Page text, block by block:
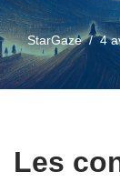
StarGaze 4
Les